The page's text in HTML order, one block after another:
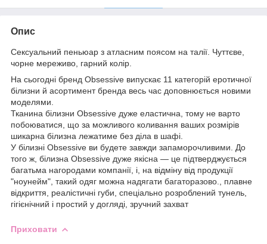
Опис
Сексуальний пеньюар з атласним поясом на талії. Чуттєве,
чорне мереживо, гарний колір.
На сьогодні бренд Obsessive випускає 11 категорій еротичної
білизни й асортимент бренда весь час доповнюється новими
моделями.
Тканина білизни Obsessive дуже еластична, тому не варто
побоюватися, що за можливого коливання ваших розмірів
шикарна білизна лежатиме без діла в шафі.
У білизні Obsessive ви будете завжди запаморочливими. До
того ж, білизна Obsessive дуже якісна — це підтверджується
багатьма нагородами компанії, і, на відміну від продукції
"ноунейм", такий одяг можна надягати багаторазово., плавне
відкриття, реалістичні губи, спеціально розроблений тунель,
гігієнічний і простий у догляді, зручний захват
Приховати